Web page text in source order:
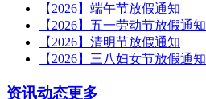
【2026】端午节放假通知
【2026】五一劳动节放假通知
【2026】清明节放假通知
【2026】三八妇女节放假通知
资讯动态更多